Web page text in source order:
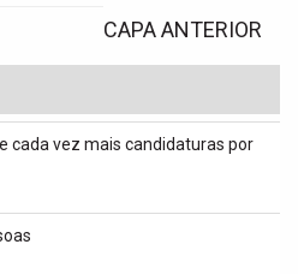
CAPA ANTERIOR
cada vez mais candidaturas por